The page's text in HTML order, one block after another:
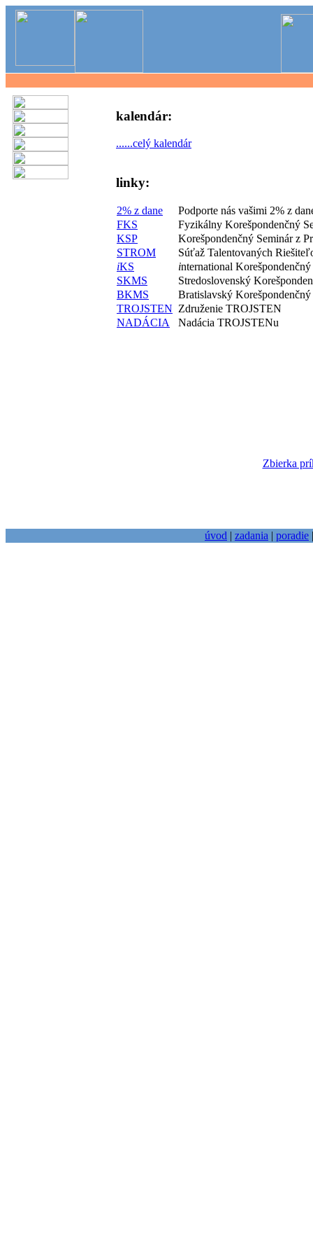
kalendár:
......celý kalendár
linky:
2% z dane
Podporte nás vašimi 2% z
FKS
Fyzikálny Korešpondenčný
KSP
Korešpondenčný Seminár z
STROM
Súťaž Talentovaných
iKS international Korešpondenčný
SKMS
Stredoslovenský
BKMS
Bratislavský
TROJSTEN Združenie TROJSTEN
NADÁCIA
Nadácia TROJSTENu
Zbierka
úvod | zadania | poradie